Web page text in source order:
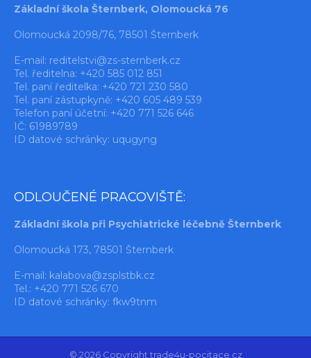
Základní škola Šternberk, Olomoucká 76
Olomoucká 2098/76, 78501 Šternberk
E-mail: reditelstvi@zs-sternberk.cz
Tel. ředitelna: +420 585 012 851
Tel. paní ředitelka: +420 721 230 580
Tel. paní zástupkyně: +420 605 489 539
Telefon paní účetní: +420 771 526 646
IČ: 61989789
ID datové schránky: uqugyng
ODLOUČENÉ PRACOVIŠTĚ:
Základní škola při Psychiatrické léčebně Šternberk
Olomoucká 173, 78501 Šternberk
E-mail: kalabova@zsplstbk.cz
Tel.: +420 771 526 670
ID datové schránky: fkw9tnm
© 2026 Copyright trade4u-pocitace.cz